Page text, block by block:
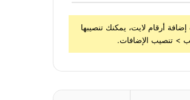
أرقام لايت، يمكنك تنصيبها
> تنصيب الإضافات.